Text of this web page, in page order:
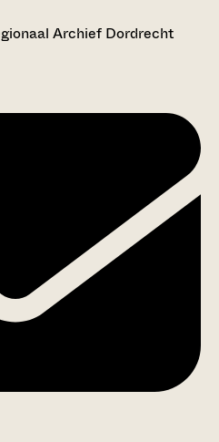
Archief Dordrecht